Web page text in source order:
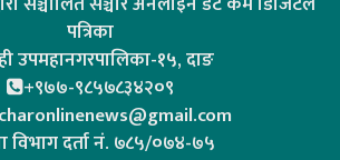
पत्रिका
उपमहानगरपालिका-१५, दाङ
+९७७-९८५७८३४२०९
विभाग दर्ता न‌ं. ७८५/०७४-७५